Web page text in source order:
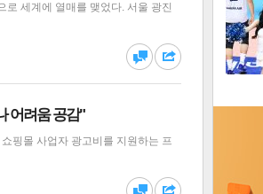
댓글 공유
로 세계에 열매를 맺었다. 서울 광진
어려움 공감"
핑몰 사업자 광고비를 지원하는 프
2